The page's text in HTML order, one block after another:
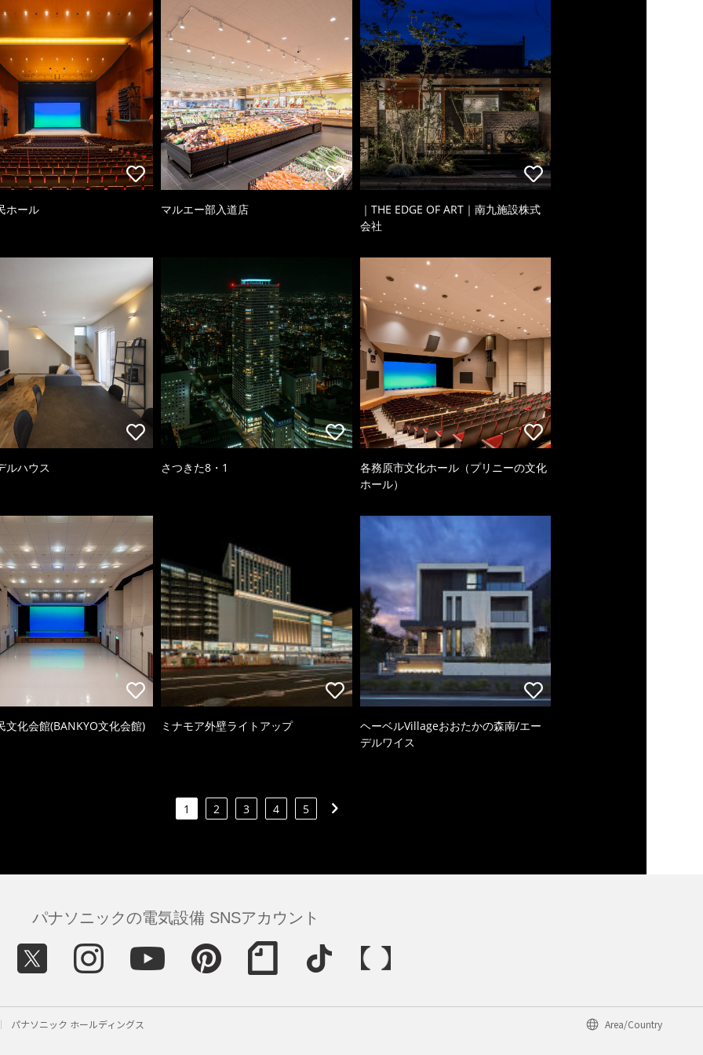
ホール マルエー部入道店
｜THE EDGE OF ART｜南九施設株式
会社
ルハウス さつきた8・1
各務原市文化ホール（プリニーの文化
ホール）
文化会館(BANKYO文化会館) ミナモア外壁ライトアップ
ヘーベルVillageおおたかの森南/エー
デルワイス
1 2 3 4 5
パナソニックの電気設備 SNSアカウント
パナソニック ホールディングス Area/Country